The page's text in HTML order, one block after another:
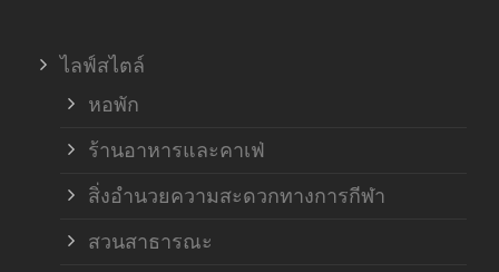
ไลฟ์สไตล์
หอพัก
ร้านอาหารและคาเฟ่
สิ่งอำนวยความสะดวกทางการกีฬา
สวนสาธารณะ